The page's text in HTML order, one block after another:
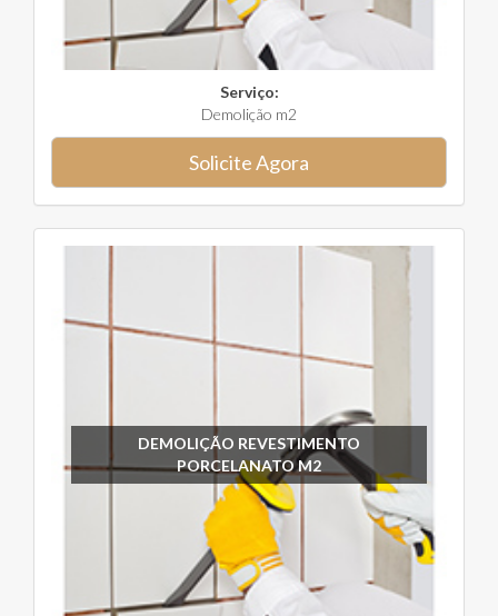
Serviço:
Demolição m2
Solicite Agora
DEMOLIÇÃO REVESTIMENTO
PORCELANATO M2